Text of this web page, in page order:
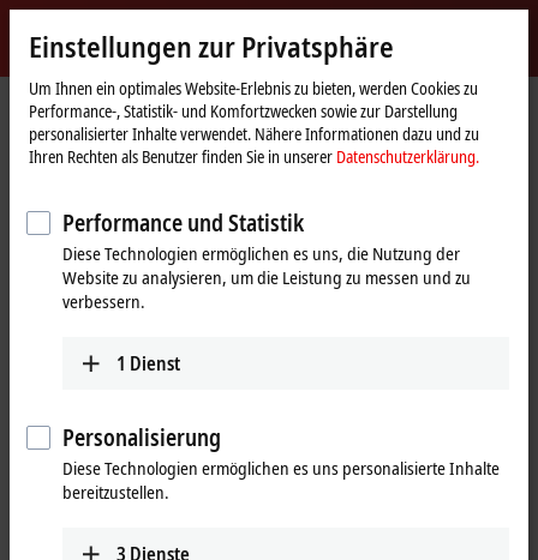
Beckhoff
-
New
Automation
Technology
myBeckhoff
StartseiteProdukte IPC PCs Zubehör C9900-K939, -K940
C9900-K939, -K940 | USB-
Leitung, geschirmt, PVC, feste
Verlegung, schwarz
Einstellungen zur Privatsphäre
Um Ihnen ein optimales Website-Erlebnis zu bieten, werden Cookies zu
Performance-, Statistik- und Komfortzwecken sowie zur Darstellung
personalisierter Inhalte verwendet. Nähere Informationen dazu und zu
Ihren Rechten als Benutzer finden Sie in unserer Datenschutzerklärung.
Performance und Statistik
Diese Technologien ermöglichen es uns, die Nutzung der
Website zu analysieren, um die Leistung zu messen und zu
verbessern.
1 Dienst
Personalisierung
Diese Technologien ermöglichen es uns personalisierte Inhalte
bereitzustellen.
3 Dienste